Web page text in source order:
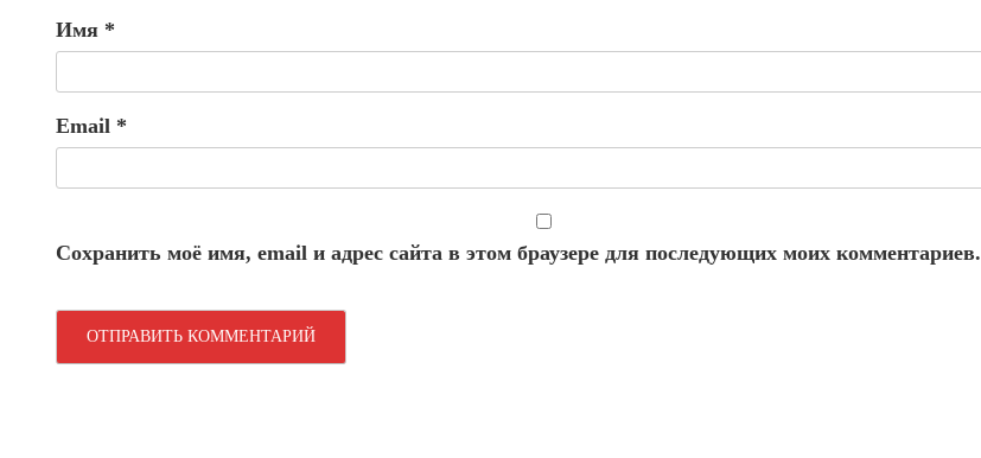
Имя *
Email *
Сохранить моё имя, email и адрес сайта в этом браузере для последующих моих комментариев.